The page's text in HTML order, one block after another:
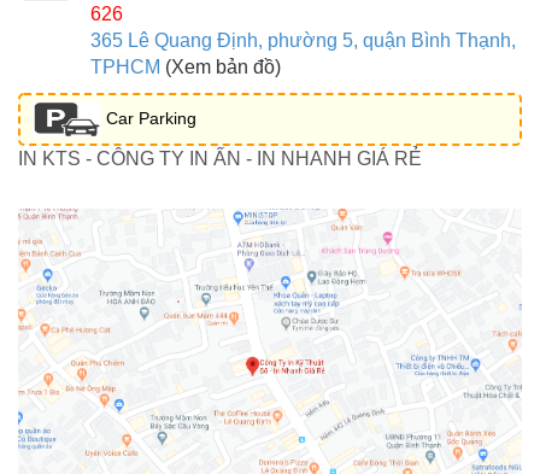
626
365 Lê Quang Định, phường 5, quận Bình Thạnh,
TPHCM (Xem bản đồ)
Car Parking
IN KTS - CÔNG TY IN ẤN - IN NHANH GIÁ RẺ